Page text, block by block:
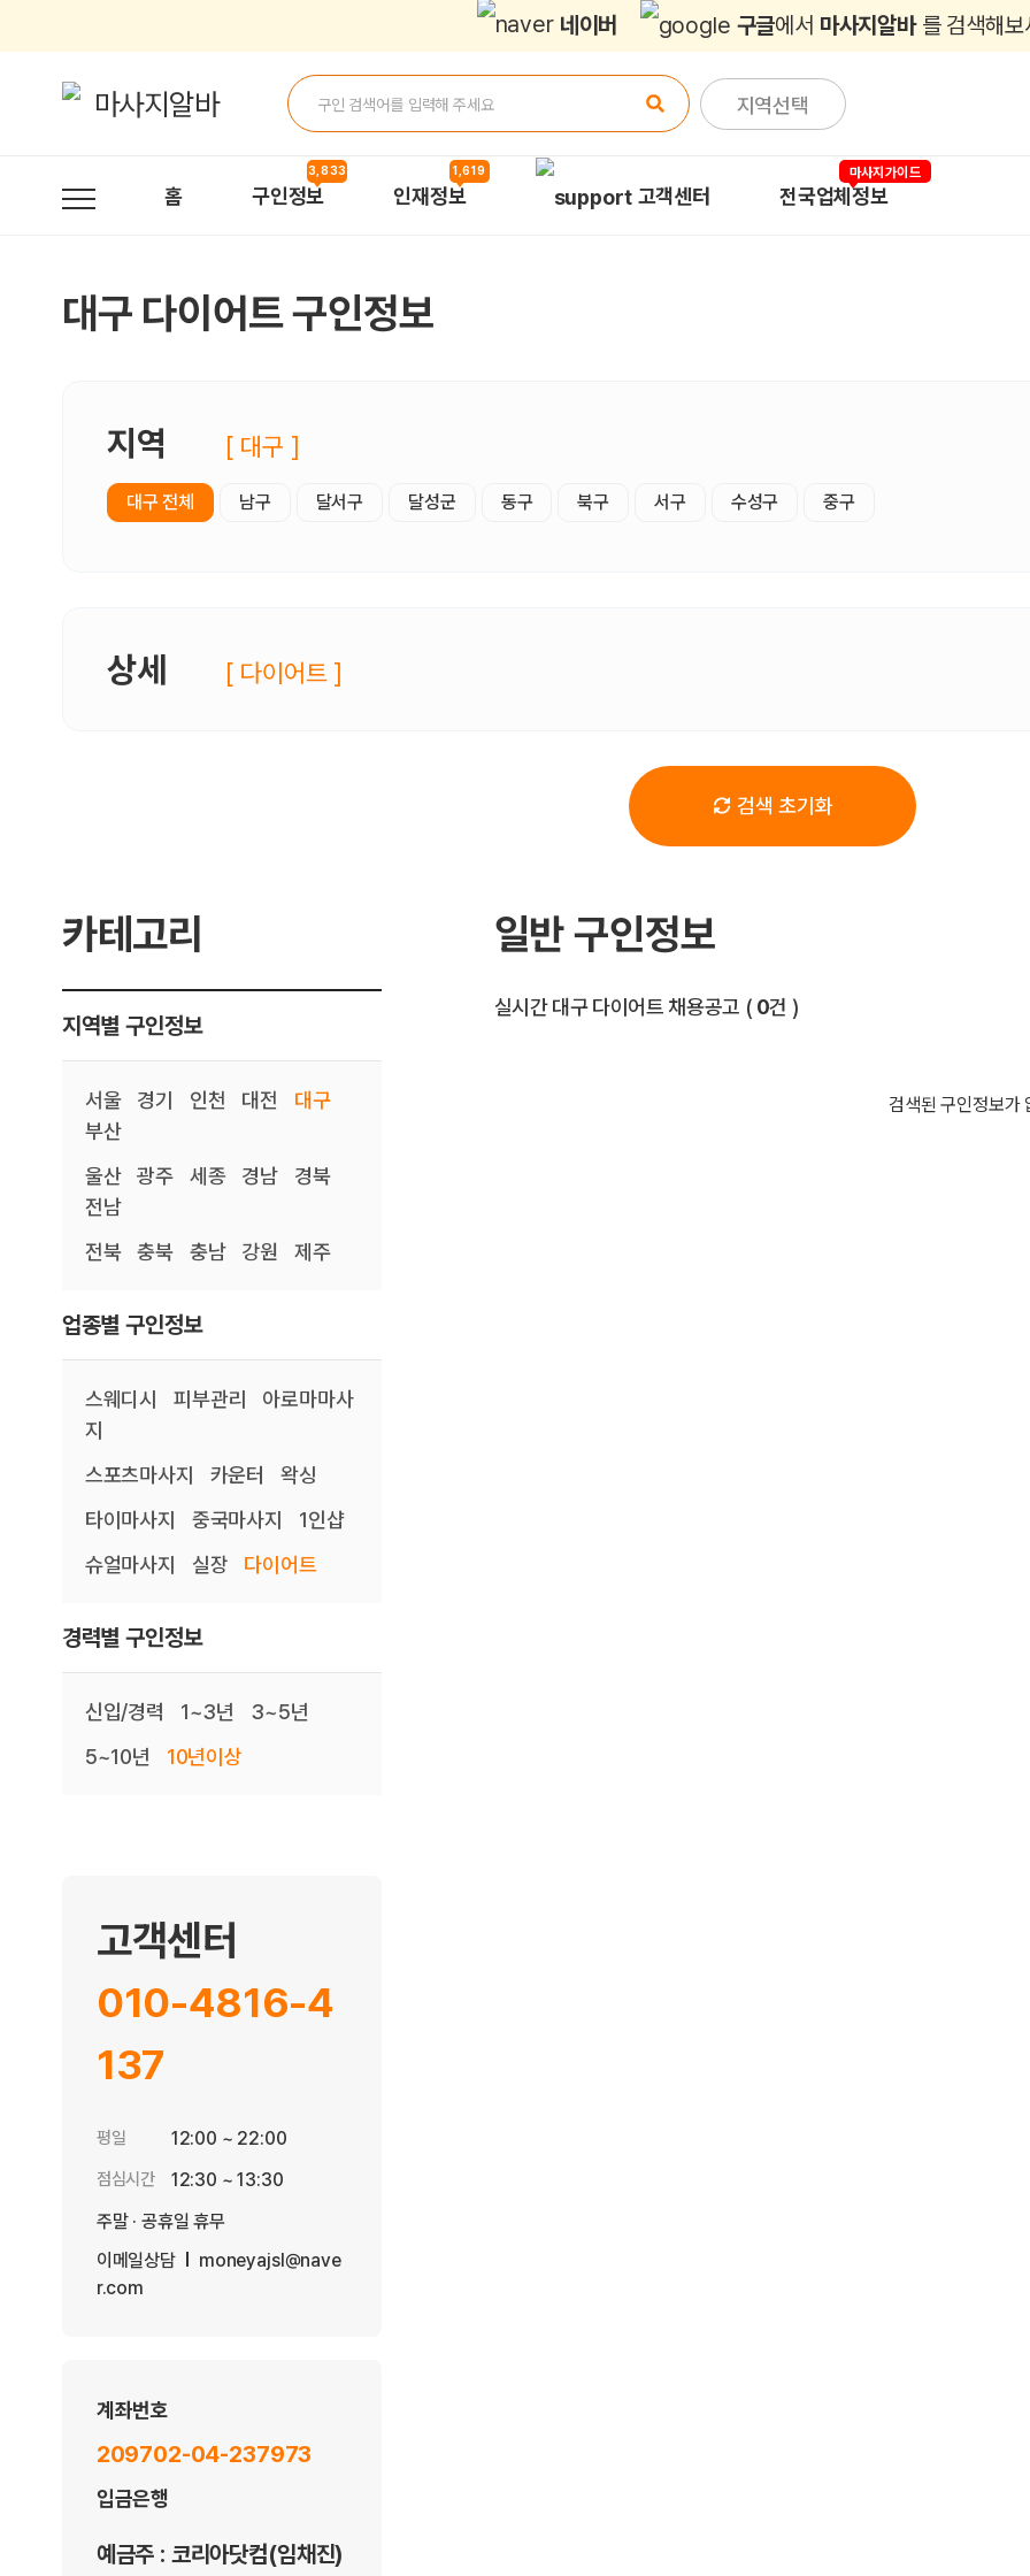
네이버 구글에서 마사지알바 를 검색해보
지역선택
홈 구인정보
3,833
인재정보
1,619
고객센터 전국업체정보
마사지가이드
대구 다이어트 구인정보
지역 [ 대구 ]
대구 전체 남구 달서구 달성군 동구 북구 서구 수성구 중구
상세 [ 다이어트 ]
검색 초기화
카테고리
지역별 구인정보
서울 경기 인천 대전
대구
부산
울산
광주 세종 경남
경북
전남
전북
충북 충남 강원 제주
업종별 구인정보
스웨디시 피부관리
아로마마사
지
스포츠마사지
카운터
왁싱
타이마사지
중국마사지
1인샵
슈얼마사지
실장 다이어트
경력별 구인정보
신입/경력 1~3년
3~5년
5~10년
10년이상
고객센터
010-4816-4
137
평일 12:00 ~ 22:00
점심시간
12:30 ~ 13:30
주말 · 공휴일 휴무
이메일상담
moneyajsl@nave
r.com
계좌번호
209702-04-237973
입금은행
예금주 : 코리아닷컴(임채진)
일반 구인정보
실시간 대구 다이어트 채용공고 전체 목록
( 0건 )
검색된 구인정보가